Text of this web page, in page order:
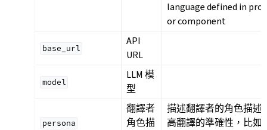
language defined in
or component
base_url
API
URL
model
LLM 模
型
persona
翻譯者
角色描
描述翻譯者的角色描述
高翻譯的準確性，比如